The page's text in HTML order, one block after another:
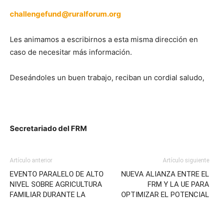
challengefund@ruralforum.org
Les animamos a escribirnos a esta misma dirección en
caso de necesitar más información.
Deseándoles un buen trabajo, reciban un cordial saludo,
Secretariado del FRM
Artículo anterior
EVENTO PARALELO DE ALTO
NIVEL SOBRE AGRICULTURA
FAMILIAR DURANTE LA
Artículo siguiente
NUEVA ALIANZA ENTRE EL
FRM Y LA UE PARA
OPTIMIZAR EL POTENCIAL